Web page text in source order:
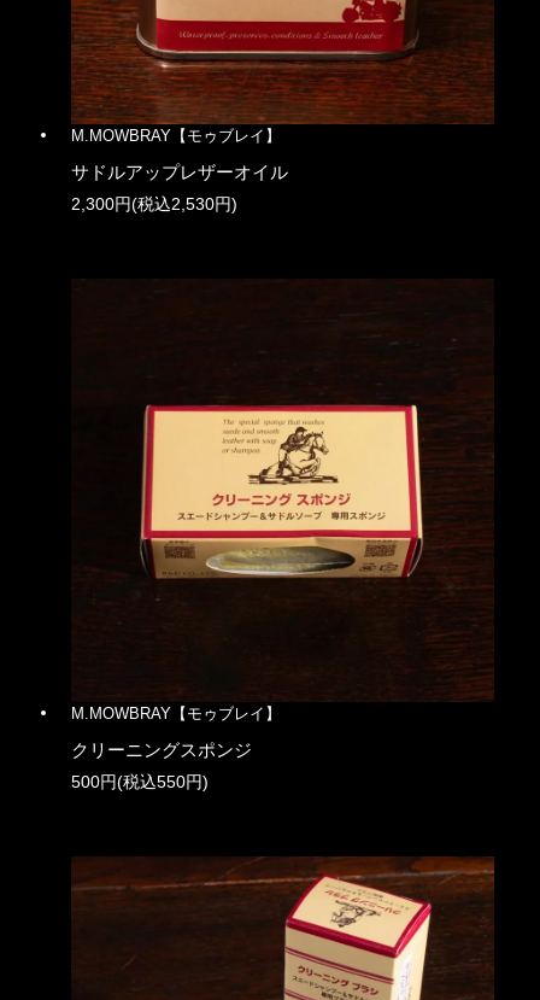
M.MOWBRAY【モゥブレイ】
サドルアップレザーオイル
2,300円(税込2,530円)
M.MOWBRAY【モゥブレイ】
クリーニングスポンジ
500円(税込550円)